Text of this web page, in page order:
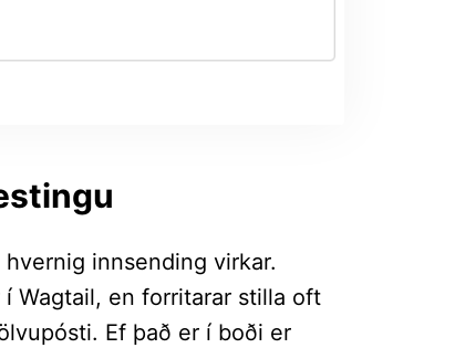
innsending virkar.
Wagtail, en forritarar stilla oft
Ef það er í boði er